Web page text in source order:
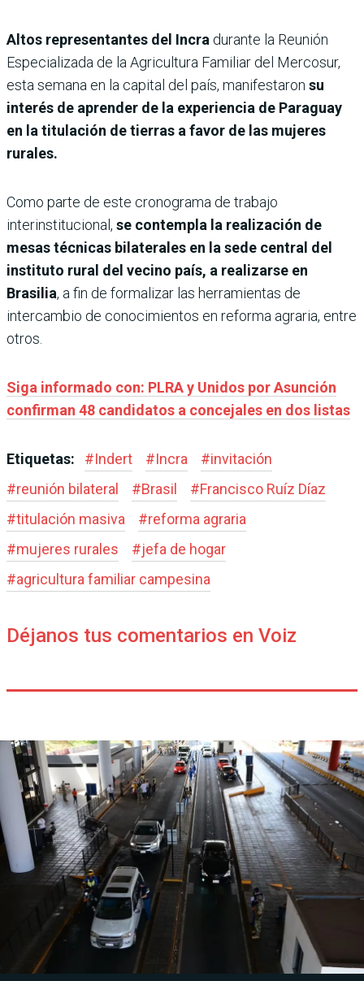
Altos representantes del Incra durante la Reunión
Especializada de la Agricultura Familiar del Mercosur,
esta semana en la capital del país, manifestaron su
interés de aprender de la experiencia de Paraguay
en la titulación de tierras a favor de las mujeres
rurales.
Como parte de este cronograma de trabajo
interinstitucional, se contempla la realización de
mesas técnicas bilaterales en la sede central del
instituto rural del vecino país, a realizarse en
Brasilia, a fin de formalizar las herramientas de
intercambio de conocimientos en reforma agraria, entre
otros.
Siga informado con: PLRA y Unidos por Asunción
confirman 48 candidatos a concejales en dos listas
Etiquetas: #Indert #Incra #invitación
#reunión bilateral #Brasil #Francisco Ruíz Díaz
#titulación masiva #reforma agraria
#mujeres rurales #jefa de hogar
#agricultura familiar campesina
Déjanos tus comentarios en Voiz